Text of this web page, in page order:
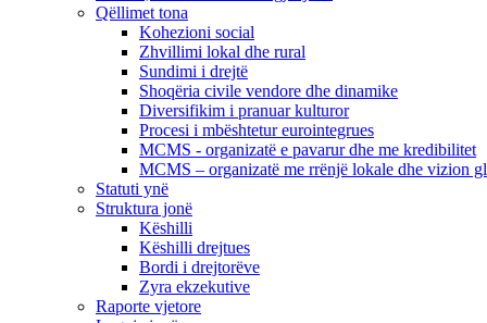
Qëllimet tona
Kohezioni social
Zhvillimi lokal dhe rural
Sundimi i drejtë
Shoqëria civile vendore dhe dinamike
Diversifikim i pranuar kulturor
Procesi i mbështetur eurointegrues
MCMS - organizatë e pavarur dhe me kredibilitet
MCMS – organizatë me rrënjë lokale dhe vizion
Statuti ynë
Struktura jonë
Këshilli
Këshilli drejtues
Bordi i drejtorëve
Zyra ekzekutive
Raporte vjetore